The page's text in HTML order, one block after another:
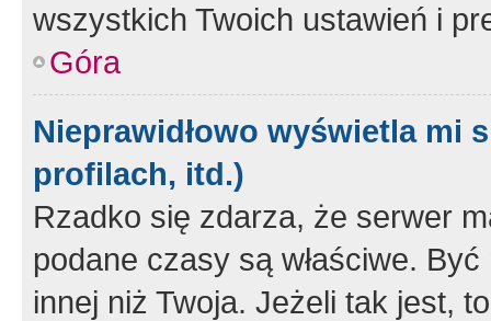
wszystkich Twoich ustawień i
Góra
Nieprawidłowo wyświetla mi
profilach, itd.)
Rzadko się zdarza, że serwer
podane czasy są właściwe.
innej niż Twoja. Jeżeli tak jest,